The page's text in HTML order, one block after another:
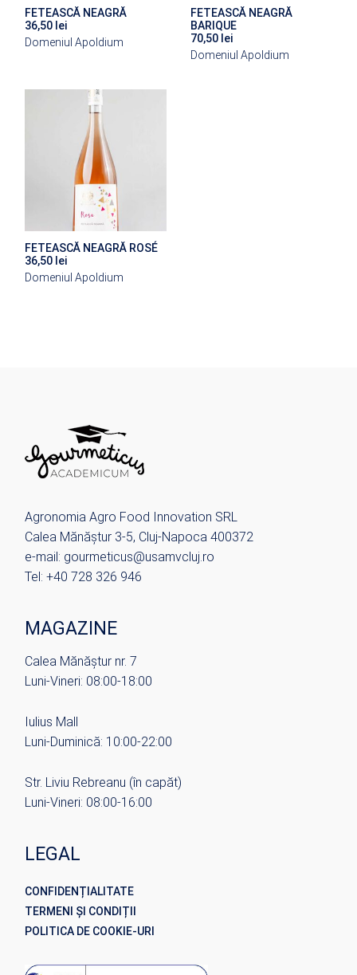
FETEASCĂ NEAGRĂ
36,50 lei
Domeniul Apoldium
FETEASCĂ NEAGRĂ
BARIQUE
70,50 lei
Domeniul Apoldium
FETEASCĂ NEAGRĂ ROSÉ
36,50 lei
Domeniul Apoldium
Agronomia Agro Food Innovation SRL
Calea Mănăștur 3-5, Cluj-Napoca 400372
e-mail: gourmeticus@usamvcluj.ro
Tel: +40 728 326 946
MAGAZINE
Calea Mănăștur nr. 7
Luni-Vineri: 08:00-18:00
Iulius Mall
Luni-Duminică: 10:00-22:00
Str. Liviu Rebreanu (în capăt)
Luni-Vineri: 08:00-16:00
LEGAL
CONFIDENȚIALITATE
TERMENI ȘI CONDIȚII
POLITICA DE COOKIE-URI